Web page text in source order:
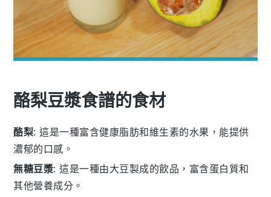
酪梨豆漿食譜的食材
酪梨: 這是一種富含健康脂肪和維生素的水果，能提供
濃郁的口感。
無糖豆漿: 這是一種由大豆製成的飲品，富含蛋白質和
其他營養成分。